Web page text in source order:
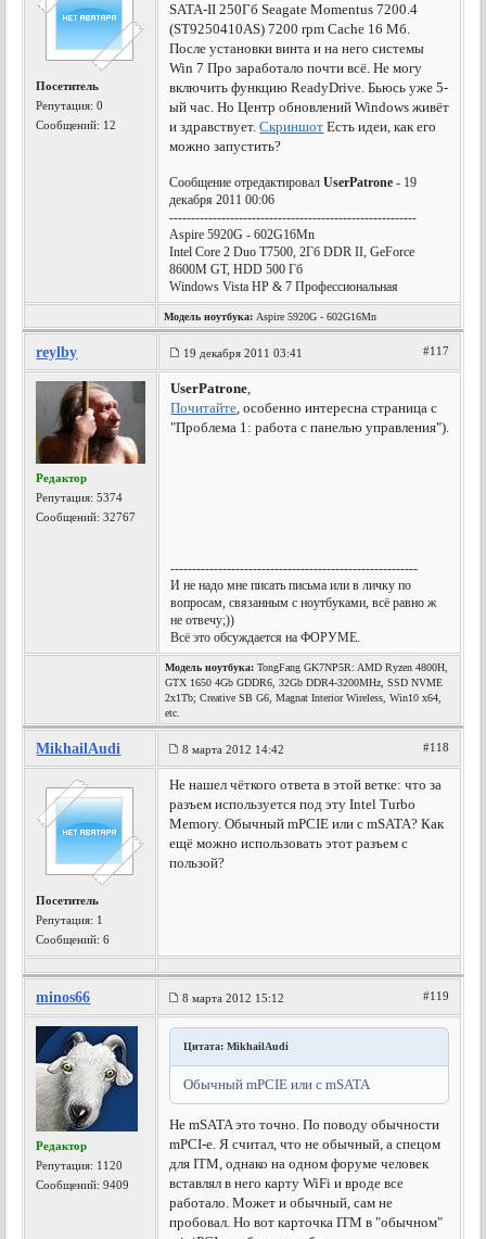
Посетитель
Репутация:0
Сообщений: 12
SATA-II 250Гб Seagate Momentus 7200.4
(ST9250410AS) 7200 rpm Cache 16 Мб.
После установки винта и на него системы
Win 7 Про заработало почти всё. Не могу
включить функцию ReadyDrive. Бьюсь уже 5-
ый час. Но Центр обновлений Windows живёт
и здравствует.Скриншот Есть идеи, как его
можно запустить?
Сообщение отредактировалUserPatrone - 19
декабря 2011 00:06
---------------------------------------------------------
Aspire 5920G - 602G16Mn
Intel Core 2 Duo T7500, 2Гб DDR II, GeForce
8600M GT, HDD 500 Гб
Windows Vista HP & 7 Профессиональная
Модель ноутбука: Aspire 5920G - 602G16Mn
reylby 19 декабря 2011 03:41 #117
Редактор
Репутация:5374
Сообщений: 32767
UserPatrone,
Почитайте, особенно интересна страница с
"Проблема 1: работа с панелью управления").
---------------------------------------------------------
И не надо мне писать письма или в личку по
вопросам, связанным с ноутбуками, всё равно ж
не отвечу;))
Всё это обсуждается на ФОРУМЕ.
Модель ноутбука: TongFang GK7NP5R: AMD Ryzen 4800H,
GTX 1650 4Gb GDDR6, 32Gb DDR4-3200MHz, SSD NVME
2x1Tb; Creative SB G6, Magnat Interior Wireless, Win10 x64,
etc.
MikhailAudi 8 марта 2012 14:42 #118
Посетитель
Репутация: 1
Сообщений: 6
Не нашел чёткого ответа в этой ветке: что за
разъем используется под эту Intel Turbo
Memory. Обычный mPCIE или с mSATA? Как
ещё можно использовать этот разъем с
пользой?
minos66 8 марта 2012 15:12 #119
Редактор
Репутация: 1120
Сообщений: 9409
Цитата: MikhailAudi
Обычный mPCIE или с mSATA
Не mSATA это точно. По поводу обычности
mPCI-e. Я считал, что не обычный, а спецом
для ITM, однако на одном форуме человек
вставлял в него карту WiFi и вроде все
работало. Может и обычный, сам не
пробовал. Но вот карточка ITM в "обычном"